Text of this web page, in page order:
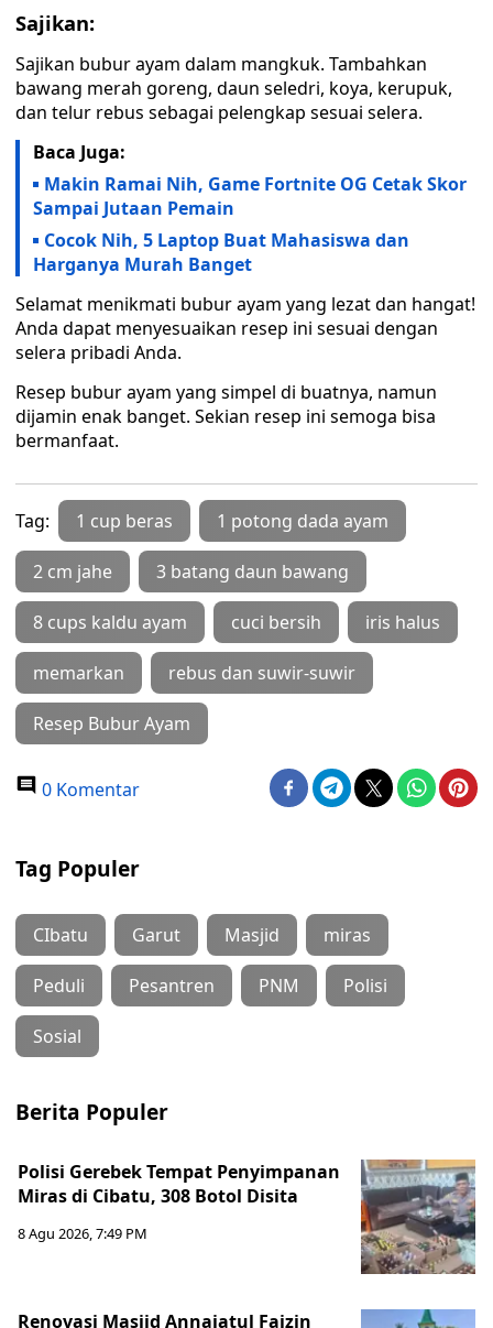
Sajikan:
Sajikan bubur ayam dalam mangkuk. Tambahkan
bawang merah goreng, daun seledri, koya, kerupuk,
dan telur rebus sebagai pelengkap sesuai selera.
Baca Juga:
Makin Ramai Nih, Game Fortnite OG Cetak Skor
Sampai Jutaan Pemain
Cocok Nih, 5 Laptop Buat Mahasiswa dan
Harganya Murah Banget
Selamat menikmati bubur ayam yang lezat dan hangat!
Anda dapat menyesuaikan resep ini sesuai dengan
selera pribadi Anda.
Resep bubur ayam yang simpel di buatnya, namun
dijamin enak banget. Sekian resep ini semoga bisa
bermanfaat.
Tag: 1 cup beras 1 potong dada ayam
2 cm jahe 3 batang daun bawang
8 cups kaldu ayam cuci bersih iris halus
memarkan rebus dan suwir-suwir
Resep Bubur Ayam
0 Komentar
Tag Populer
CIbatu Garut Masjid miras
Peduli Pesantren PNM Polisi
Sosial
Berita Populer
Polisi Gerebek Tempat Penyimpanan
Miras di Cibatu, 308 Botol Disita
8 Agu 2026, 7:49 PM
Renovasi Masjid Annajatul Faizin